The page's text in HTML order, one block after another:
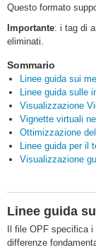
Questo formato
Importante: i tag di
eliminati.
Sommario
Linee guida sui
Linee guida sulle
Visualizzazione
Vignette virtuali
Ottimizzazione
Linee guida per il
Visualizzazione
Linee guida
Il file OPF specifica
differenze